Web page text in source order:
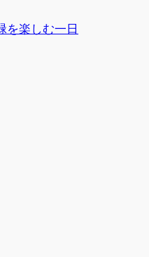
を楽しむ一日